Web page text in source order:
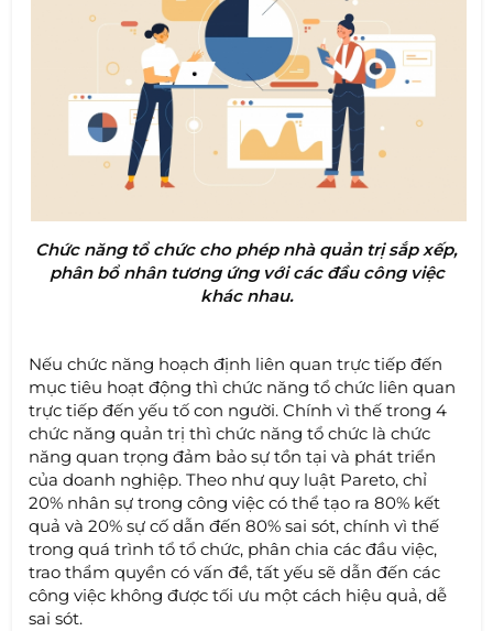
Chức năng tổ chức cho phép nhà quản trị sắp xếp,
phân bổ nhân tương ứng với các đầu công việc
khác nhau.
Nếu chức năng hoạch định liên quan trực tiếp đến
mục tiêu hoạt động thì chức năng tổ chức liên quan
trực tiếp đến yếu tố con người. Chính vì thế trong 4
chức năng quản trị thì chức năng tổ chức là chức
năng quan trọng đảm bảo sự tồn tại và phát triển
của doanh nghiệp. Theo như quy luật Pareto, chỉ
20% nhân sự trong công việc có thể tạo ra 80% kết
quả và 20% sự cố dẫn đến 80% sai sót, chính vì thế
trong quá trình tổ tổ chức, phân chia các đầu việc,
trao thẩm quyền có vấn đề, tất yếu sẽ dẫn đến các
công việc không được tối ưu một cách hiệu quả, dễ
sai sót.